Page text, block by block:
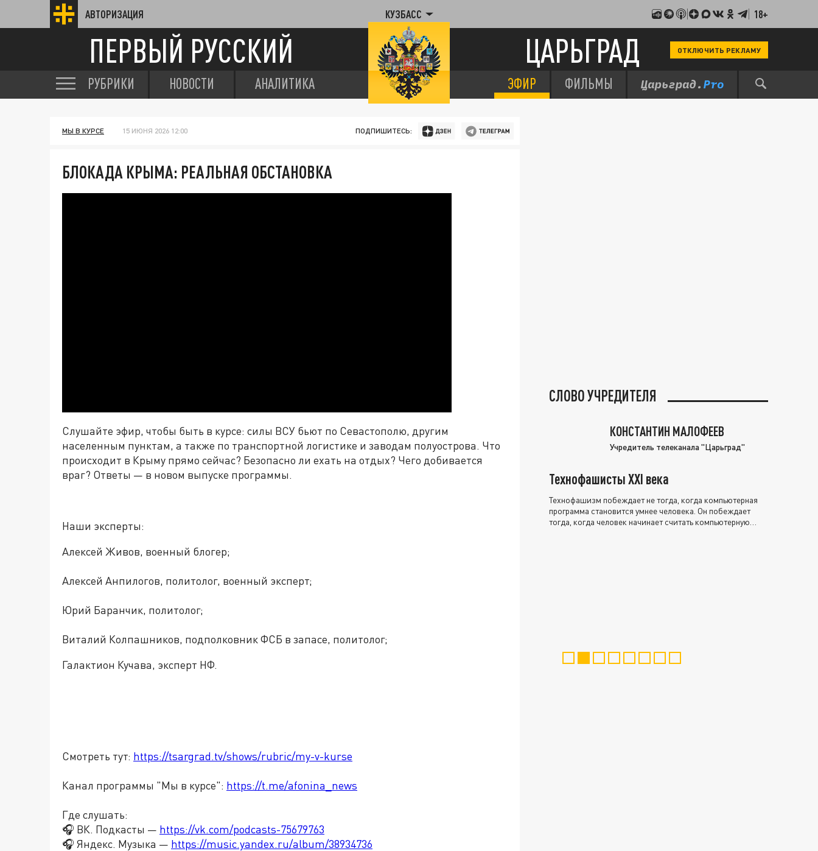
АВТОРИЗАЦИЯ КУЗБАСС 18+
ПЕРВЫЙ РУССКИЙ ЦАРЬГРАД ОТКЛЮЧИТЬ РЕКЛАМУ
РУБРИКИ НОВОСТИ АНАЛИТИКА ЭФИР ФИЛЬМЫ
МЫ В КУРСЕ 15 ИЮНЯ 2026 12:00 ПОДПИШИТЕСЬ:
БЛОКАДА КРЫМА: РЕАЛЬНАЯ ОБСТАНОВКА
Слушайте эфир, чтобы быть в курсе: силы ВСУ бьют по Севастополю, другим
населенным пунктам, а также по транспортной логистике и заводам полуострова. Что
происходит в Крыму прямо сейчас? Безопасно ли ехать на отдых? Чего добивается
враг? Ответы — в новом выпуске программы.
Наши эксперты:
Алексей Живов, военный блогер;
Алексей Анпилогов, политолог, военный эксперт;
Юрий Баранчик, политолог;
Виталий Колпашников, подполковник ФСБ в запасе, политолог;
Галактион Кучава, эксперт НФ.
Смотреть тут: https://tsargrad.tv/shows/rubric/my-v-kurse
Канал программы "Мы в курсе": https://t.me/afonina_news
Где слушать:
🎧 ВК. Подкасты — https://vk.com/podcasts-75679763
🎧 Яндекс. Музыка — https://music.yandex.ru/album/38934736
СЛОВО УЧРЕДИТЕЛЯ
КОНСТАНТИН МАЛОФЕЕВ
Учредитель телеканала "Царьград"
Технофашисты XXI века
Технофашизм побеждает не тогда, когда компьютерная
программа становится умнее человека. Он побеждает
тогда, когда человек начинает считать компьютерную